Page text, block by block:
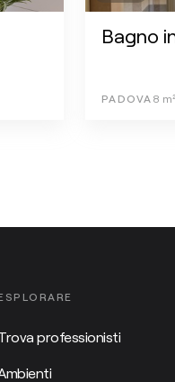
Bagno
PADOVA 8 m²
professionisti